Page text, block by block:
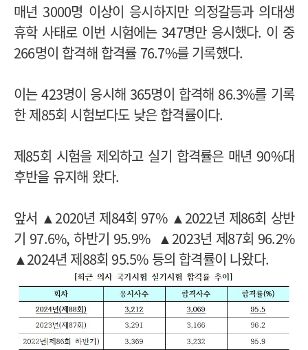
매년 3000명 이상이 응시하지만 의정갈등과 의대생
휴학 사태로 이번 시험에는 347명만 응시했다. 이 중
266명이 합격해 합격률 76.7%를 기록했다.
이는 423명이 응시해 365명이 합격해 86.3%를 기록
한 제85회 시험보다도 낮은 합격률이다.
제85회 시험을 제외하고 실기 합격률은 매년 90%대
후반을 유지해 왔다.
앞서 ▲2020년 제84회 97% ▲2022년 제86회 상반
기 97.6%, 하반기 95.9% ▲2023년 제87회 96.2%
▲2024년 제88회 95.5% 등의 합격률이 나왔다.